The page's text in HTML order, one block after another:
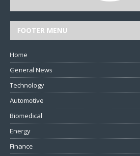
FOOTER MENU
Home
General News
Technology
Automotive
Biomedical
Energy
Finance